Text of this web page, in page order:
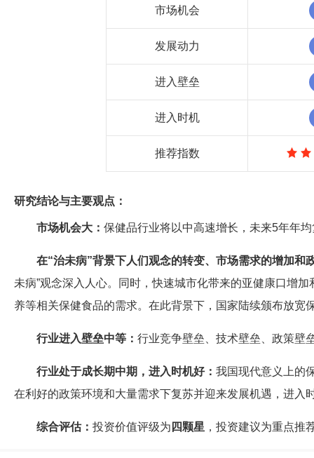
市场机会
发展动力
进入壁垒
进入时机
推荐指数
研究结论与主要观点：
市场机会大： 保健品行业将以中高速增长，未来5年年
在“治未病”背景下人们观念的转变、市场需求的增加和
未病”观念深入人心。同时，快速城市化带来的亚健康口增
养等相关保健食品的需求。在此背景下，国家陆续颁布放
行业进入壁垒中等： 行业竞争壁垒、技术壁垒、政策壁
行业处于成长期中期，进入时机好： 我国现代意义上的
在利好的政策环境和大量需求下复苏并迎来发展机遇，进入
综合评估： 投资价值评级为 四颗星 ，投资建议为重点推